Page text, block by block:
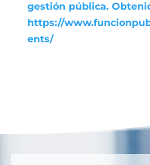
gestión pública.
https://
ents/